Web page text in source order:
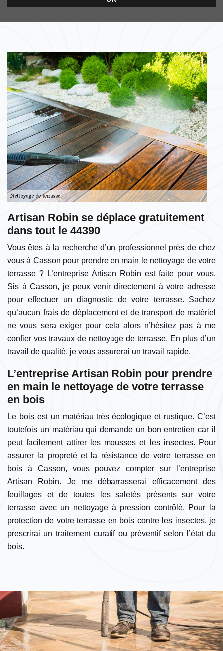
Artisan Robin se déplace gratuitement
dans tout le 44390
Vous êtes à la recherche d’un professionnel près de chez
vous à Casson pour prendre en main le nettoyage de votre
terrasse ? L’entreprise Artisan Robin est faite pour vous.
Sis à Casson, je peux venir directement à votre adresse
pour effectuer un diagnostic de votre terrasse. Sachez
qu’aucun frais de déplacement et de transport de matériel
ne vous sera exiger pour cela alors n’hésitez pas à me
confier vos travaux de nettoyage de terrasse. En plus d’un
travail de qualité, je vous assurerai un travail rapide.
L’entreprise Artisan Robin pour prendre
en main le nettoyage de votre terrasse
en bois
Le bois est un matériau très écologique et rustique. C’est
toutefois un matériau qui demande un bon entretien car il
peut facilement attirer les mousses et les insectes. Pour
assurer la propreté et la résistance de votre terrasse en
bois à Casson, vous pouvez compter sur l’entreprise
Artisan Robin. Je me débarrasserai efficacement des
feuillages et de toutes les saletés présents sur votre
terrasse avec un nettoyage à pression contrôlé. Pour la
protection de votre terrasse en bois contre les insectes, je
prescrirai un traitement curatif ou préventif selon l’état du
bois.